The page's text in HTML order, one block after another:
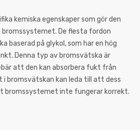
kemiska egenskaper som gör den
De flesta fordon
baserad på glykol, som har en hög
Denna typ av bromsvätska är
att den kan absorbera fukt från
i bromsvätskan kan leda till att dess
bromssystemet inte fungerar korrekt.